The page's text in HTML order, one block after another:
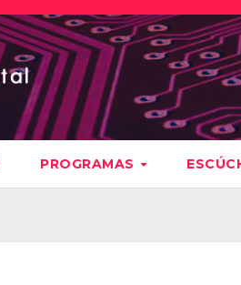
PROGRAMAS